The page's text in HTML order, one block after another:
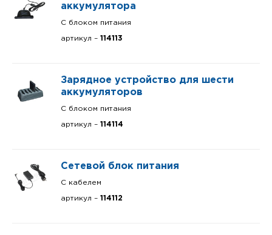
аккумулятора
С блоком питания
артикул – 114113
Зарядное устройство для шести
аккумуляторов
С блоком питания
артикул – 114114
Сетевой блок питания
С кабелем
артикул – 114112